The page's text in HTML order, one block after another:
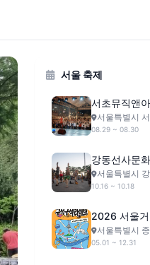
서울 축제
서초뮤직앤
(SMAF)
서울특별시
08.29 ~ 08.30
강동선사문
서울특별시
10.16 ~ 10.18
2026 서울거
라이브
서울특별시
05.01 ~ 12.31